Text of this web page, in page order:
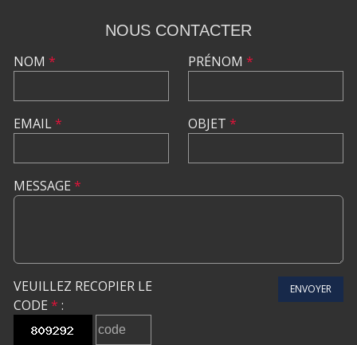
NOUS CONTACTER
NOM *
EMAIL*
PRÉNOM *
OBJET *
MESSAGE *
VEUILLEZ RECOPIER LE
CODE * :
ENVOYER